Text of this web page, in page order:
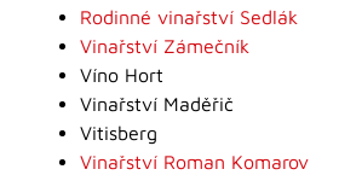
Rodinné vinařství Sedlák
Vinařství Zámečník
Víno Hort
Vinařství Maděřič
Vitisberg
Vinařství Roman Komarov